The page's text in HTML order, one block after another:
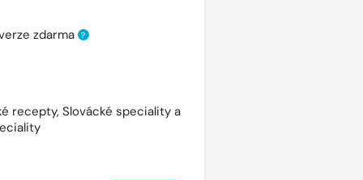
zdarma ?
recepty, Slovácké speciality a